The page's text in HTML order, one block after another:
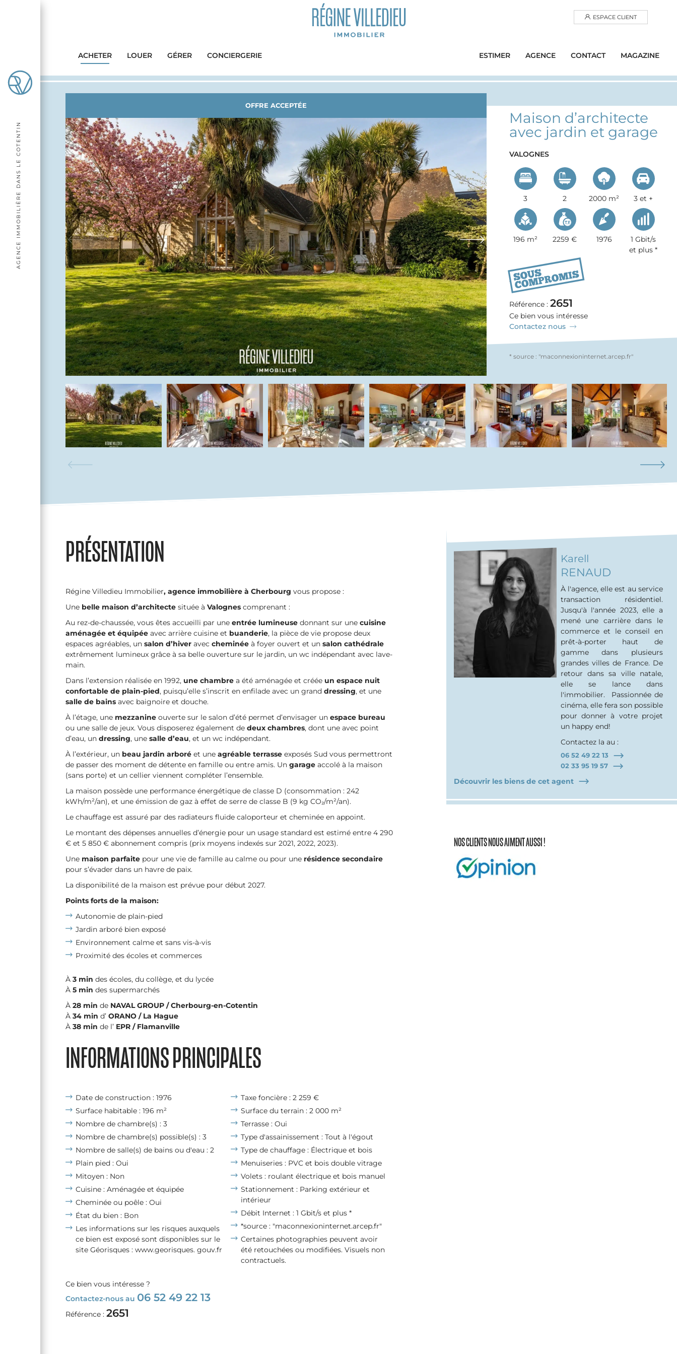
ESPACE CLIENT
ACHETER LOUER GÉRER CONCIERGERIE ESTIMER AGENCE CONTACT MAGAZINE
AGENCE IMMOBILIÈRE DANS LE COTENTIN
OFFRE ACCEPTÉE
Maison d’architecte
avec jardin et garage
VALOGNES
3 2 2000 m² 3 et +
196 m² 2259 € 1976
1 Gbit/s
et plus *
445 000 €
Référence : 2651
Ce bien vous intéresse
Contactez nous
* source : "maconnexioninternet.arcep.fr"
PRÉSENTATION
Régine Villedieu Immobilier, agence immobilière à Cherbourg vous propose :
Une belle maison d’architecte située à Valognes comprenant :
Au rez-de-chaussée, vous êtes accueilli par une entrée lumineuse donnant sur une cuisine
aménagée et équipée avec arrière cuisine et buanderie, la pièce de vie propose deux
espaces agréables, un salon d’hiver avec cheminée à foyer ouvert et un salon cathédrale
extrêmement lumineux grâce à sa belle ouverture sur le jardin, un wc indépendant avec lave-
main.
Dans l’extension réalisée en 1992, une chambre a été aménagée et créée un espace nuit
confortable de plain-pied, puisqu’elle s’inscrit en enfilade avec un grand dressing, et une
salle de bains avec baignoire et douche.
À l’étage, une mezzanine ouverte sur le salon d’été permet d’envisager un espace bureau
ou une salle de jeux. Vous disposerez également de deux chambres, dont une avec point
d’eau, un dressing, une salle d’eau, et un wc indépendant.
À l’extérieur, un beau jardin arboré et une agréable terrasse exposés Sud vous permettront
de passer des moment de détente en famille ou entre amis. Un garage accolé à la maison
(sans porte) et un cellier viennent compléter l’ensemble.
La maison possède une performance énergétique de classe D (consommation : 242
kWh/m²/an), et une émission de gaz à effet de serre de classe B (9 kg CO₂/m²/an).
Le chauffage est assuré par des radiateurs fluide caloporteur et cheminée en appoint.
Le montant des dépenses annuelles d’énergie pour un usage standard est estimé entre 4 290
€ et 5 850 € abonnement compris (prix moyens indexés sur 2021, 2022, 2023).
Une maison parfaite pour une vie de famille au calme ou pour une résidence secondaire
pour s’évader dans un havre de paix.
La disponibilité de la maison est prévue pour début 2027.
Points forts de la maison:
Autonomie de plain-pied
Jardin arboré bien exposé
Environnement calme et sans vis-à-vis
Proximité des écoles et commerces
À 3 min des écoles, du collège, et du lycée
À 5 min des supermarchés
À 28 min de NAVAL GROUP / Cherbourg-en-Cotentin
À 34 min d’ ORANO / La Hague
À 38 min de l’ EPR / Flamanville
INFORMATIONS PRINCIPALES
Date de construction : 1976
Surface habitable : 196 m²
Nombre de chambre(s) : 3
Nombre de chambre(s) possible(s) : 3
Nombre de salle(s) de bains ou d'eau : 2
Plain pied : Oui
Mitoyen : Non
Cuisine : Aménagée et équipée
Cheminée ou poêle : Oui
État du bien : Bon
Les informations sur les risques auxquels
ce bien est exposé sont disponibles sur le
site Géorisques : www.georisques. gouv.fr
Taxe foncière : 2 259 €
Surface du terrain : 2 000 m²
Terrasse : Oui
Type d'assainissement : Tout à l'égout
Type de chauffage : Électrique et bois
Menuiseries : PVC et bois double vitrage
Volets : roulant électrique et bois manuel
Stationnement : Parking extérieur et
intérieur
Débit Internet : 1 Gbit/s et plus *
*source : "maconnexioninternet.arcep.fr"
Certaines photographies peuvent avoir
été retouchées ou modifiées. Visuels non
contractuels.
Ce bien vous intéresse ?
Contactez-nous au 06 52 49 22 13
Référence : 2651
Karell
RENAUD
À l'agence, elle est au service
transaction résidentiel.
Jusqu'à l'année 2023, elle a
mené une carrière dans le
commerce et le conseil en
prêt-à-porter haut de
gamme dans plusieurs
grandes villes de France. De
retour dans sa ville natale,
elle se lance dans
l'immobilier. Passionnée de
cinéma, elle fera son possible
pour donner à votre projet
un happy end!
Contactez la au :
06 52 49 22 13
02 33 95 19 57
Découvrir les biens de cet agent
NOS CLIENTS NOUS AIMENT AUSSI !